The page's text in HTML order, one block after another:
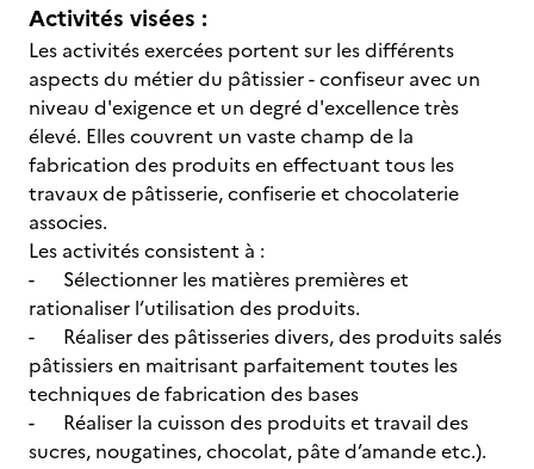
Activités visées :
Les activités exercées portent sur les différents
aspects du métier du pâtissier - confiseur avec un
niveau d'exigence et un degré d'excellence très
élevé. Elles couvrent un vaste champ de la
fabrication des produits en effectuant tous les
travaux de pâtisserie, confiserie et chocolaterie
associes.
Les activités consistent à :
- Sélectionner les matières premières et
rationaliser l’utilisation des produits.
- Réaliser des pâtisseries divers, des produits salés
pâtissiers en maitrisant parfaitement toutes les
techniques de fabrication des bases
- Réaliser la cuisson des produits et travail des
sucres, nougatines, chocolat, pâte d’amande etc.).